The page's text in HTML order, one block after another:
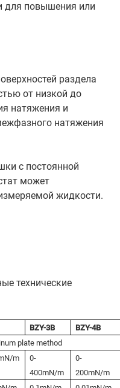
для повышения или
раздела
от низкой до
натяжения и
натяжения
с постоянной
может
жидкости.
технические
BZY-3B
BZY-4B
plate method
m
0-
400mN/m
0-
200mN/m